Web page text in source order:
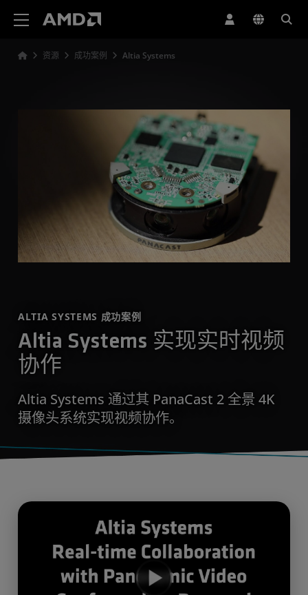
资源 成功案例 Altia Systems
ALTIA SYSTEMS 成功案例
Altia Systems 实现实时视频
协作
Altia Systems 通过其 PanaCast 2 全景 4K
摄像头系统实现视频协作。